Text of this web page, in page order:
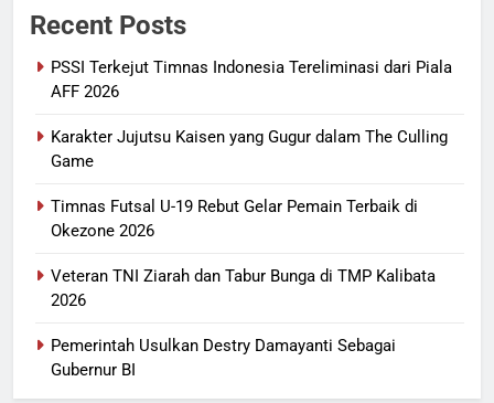
Recent Posts
PSSI Terkejut Timnas Indonesia Tereliminasi dari Piala
AFF 2026
Karakter Jujutsu Kaisen yang Gugur dalam The Culling
Game
Timnas Futsal U-19 Rebut Gelar Pemain Terbaik di
Okezone 2026
Veteran TNI Ziarah dan Tabur Bunga di TMP Kalibata
2026
Pemerintah Usulkan Destry Damayanti Sebagai
Gubernur BI